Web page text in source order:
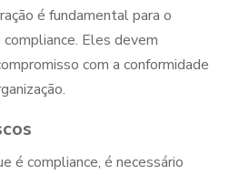
é fundamental para o
Eles devem
com a conformidade
é compliance, é necessário